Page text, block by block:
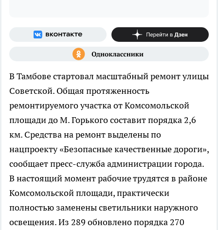
В Тамбове стартовал масштабный ремонт улицы
Советской. Общая протяженность
ремонтируемого участка от Комсомольской
площади до М. Горького составит порядка 2,6
км. Средства на ремонт выделены по
нацпроекту «Безопасные качественные дороги»,
сообщает пресс-служба администрации города.
В настоящий момент рабочие трудятся в районе
Комсомольской площади, практически
полностью заменены светильники наружного
освещения. Из 289 обновлено порядка 270